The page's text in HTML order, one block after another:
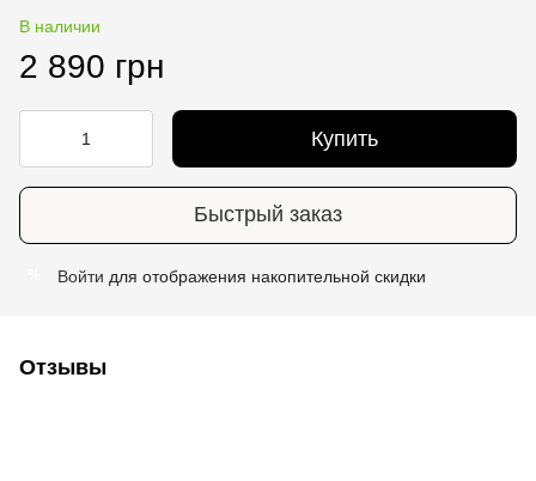
В наличии
2 890 грн
Купить
Быстрый заказ
Войти для отображения накопительной скидки
Отзывы